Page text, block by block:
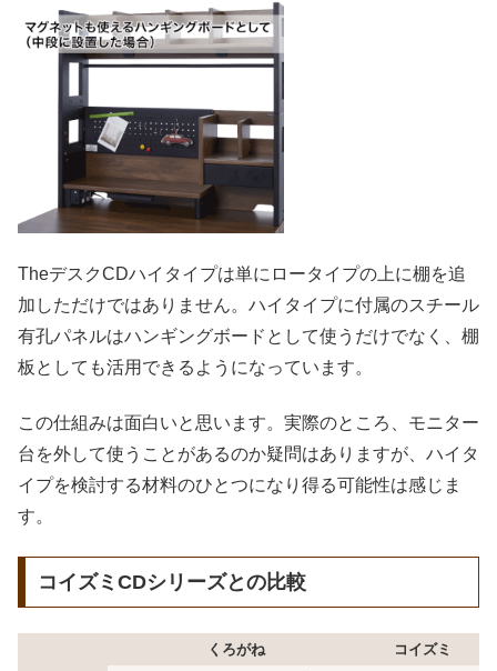
TheデスクCDハイタイプは単にロータイプの上に棚を追
加しただけではありません。ハイタイプに付属のスチール
有孔パネルはハンギングボードとして使うだけでなく、棚
板としても活用できるようになっています。
この仕組みは面白いと思います。実際のところ、モニター
台を外して使うことがあるのか疑問はありますが、ハイタ
イプを検討する材料のひとつになり得る可能性は感じま
す。
コイズミCDシリーズとの比較
くろがね コイズミ